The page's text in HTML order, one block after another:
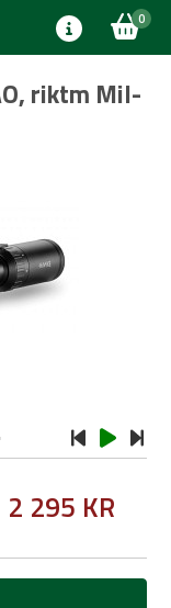
0
riktm Mil-
2 295 KR